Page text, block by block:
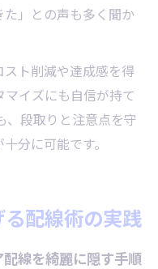
」との声も多く聞か
ト削減や達成感を得
イズにも自信が持て
、段取りと注意点を守
分に可能です。
配線術の実践
線を綺麗に隠す手順